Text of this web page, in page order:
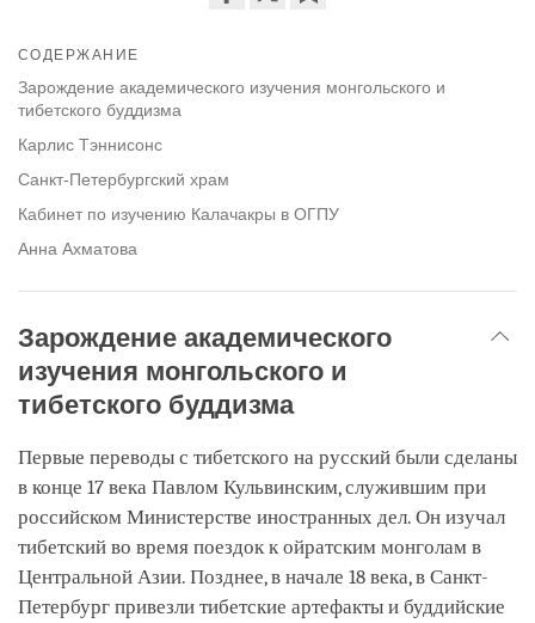
СОДЕРЖАНИЕ
Зарождение академического изучения монгольского и
тибетского буддизма
Карлис Тэннисонс
Санкт-Петербургский храм
Кабинет по изучению Калачакры в ОГПУ
Анна Ахматова
Зарождение академического
изучения монгольского и
тибетского буддизма
Первые переводы с тибетского на русский были сделаны
в конце 17 века Павлом Кульвинским, служившим при
российском Министерстве иностранных дел. Он изучал
тибетский во время поездок к ойратским монголам в
Центральной Азии. Позднее, в начале 18 века, в Санкт-
Петербург привезли тибетские артефакты и буддийские